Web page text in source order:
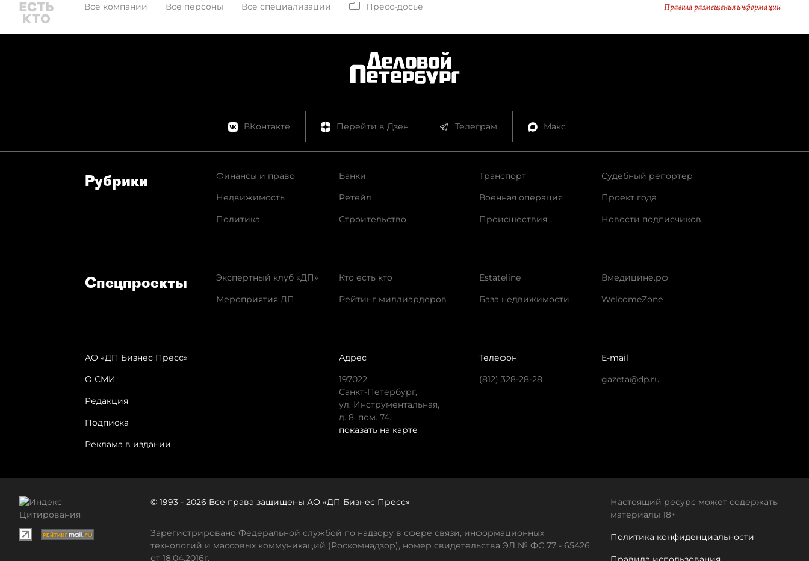
Все компании Все персоны Все специализации Пресс-досье Правила размещения информации
ВКонтакте Перейти в Дзен Телеграм Макс
Рубрики
Финансы и право
Недвижимость
Политика
Банки
Ретейл
Строительство
Транспорт
Военная операция
Происшествия
Судебный репортер
Проект года
Новости подписчиков
Спец­проекты
Экспертный клуб «ДП»
Мероприятия ДП
Кто есть кто
Рейтинг миллиардеров
Estateline
База недвижимости
Вмедицине.рф
WelcomeZone
АО «ДП Бизнес Пресс»
О СМИ
Редакция
Подписка
Реклама в издании
Адрес
197022,
Санкт-Петербург,
ул. Инструментальная,
д. 8, пом. 74.
показать на карте
Телефон
(812) 328-28-28
E-mail
gazeta@dp.ru
© 1993 - 2026 Все права защищены АО «ДП Бизнес Пресс»
Зарегистрировано Федеральной службой по надзору в сфере связи, информационных
технологий и массовых коммуникаций (Роскомнадзор), номер свидетельства ЭЛ № ФС 77 - 65426
от 18.04.2016г.
Настоящий ресурс может содержать
материалы 18+
Политика конфиденциальности